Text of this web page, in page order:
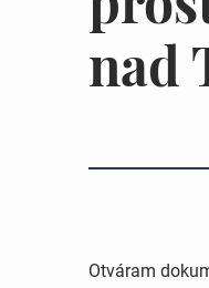
nad
Otváram